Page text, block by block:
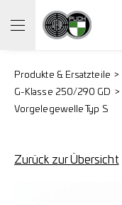
Produkte & Ersatzteile
G-Klasse 250/290 GD
Vorgelegewelle Typ S
Zurück zur Übersicht